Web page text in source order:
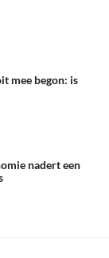
mee begon: is
nadert een